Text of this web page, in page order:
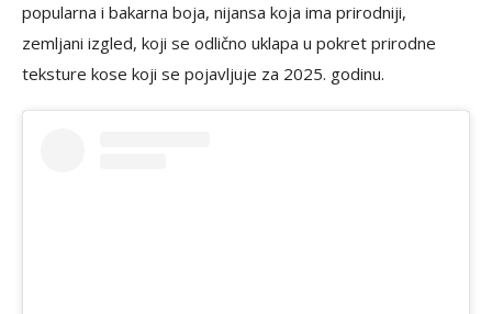
popularna i bakarna boja, nijansa koja ima prirodniji,
zemljani izgled, koji se odlično uklapa u pokret prirodne
teksture kose koji se pojavljuje za 2025. godinu.